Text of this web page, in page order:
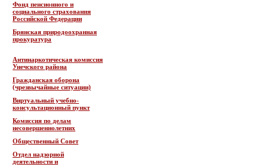
Фонд пенсионного и
социального страхования
Российской Федерации
Брянская природоохранная
прокуратура
Антинаркотическая комиссия
Унечского района
Гражданская оборона
(чрезвычайные ситуации)
Виртуальный учебно-
консультационный пункт
Комиссия по делам
несовершеннолетних
Общественный Совет
Отдел надзорной
деятельности и